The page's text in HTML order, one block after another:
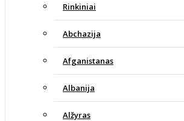
Rinkiniai
Abchazija
Afganistanas
Albanija
Alžyras